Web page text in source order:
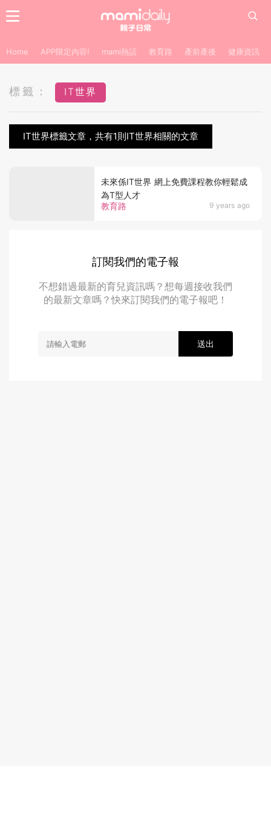
Home APP限定內容! mami熱話 教育路 產前產後 健康資訊
標籤： IT世界
IT世界標籤文章，共有1則IT世界相關的文章
教育路 9 years ago
未來係IT世界 網上免費課程教你輕鬆成
為T型人才
訂閱我們的電子報
不想錯過最新的育兒資訊嗎？想每週接收我們
的最新文章嗎？快來訂閱我們的電子報吧！
送出